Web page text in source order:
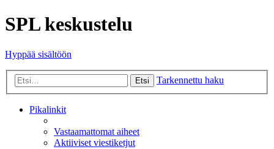
SPL keskustelu
Hyppää sisältöön
Etsi Tarkennettu haku
Pikalinkit
Vastaamattomat aiheet
Aktiiviset viestiketjut